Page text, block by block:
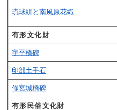
琉球絣と南風原花織
有形文化財
宇平橋碑
印部土手石
修宮城橋碑
有形民俗文化財